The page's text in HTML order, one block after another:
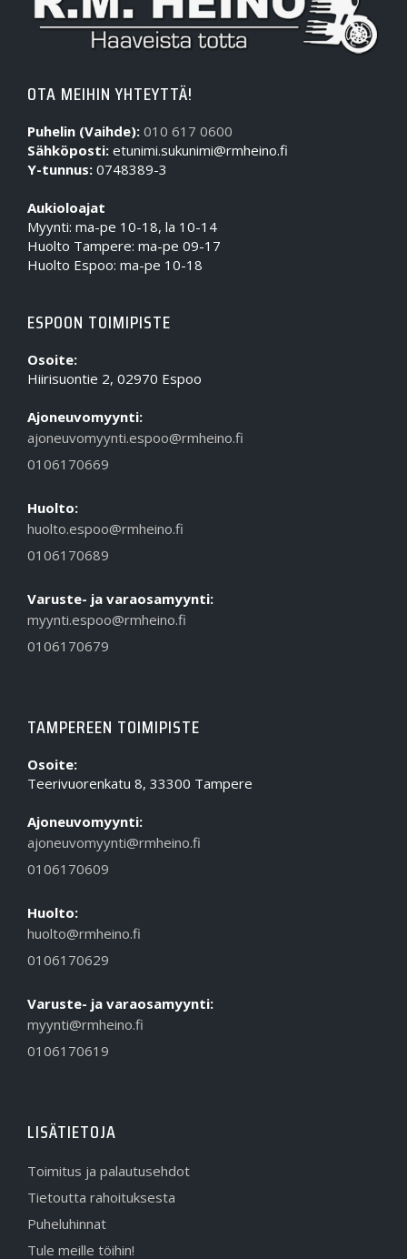
OTA MEIHIN YHTEYTTÄ!
Puhelin (Vaihde): 010 617 0600
Sähköposti: etunimi.sukunimi@rmheino.fi
Y-tunnus: 0748389-3
Aukioloajat
Myynti: ma-pe 10-18, la 10-14
Huolto Tampere: ma-pe 09-17
Huolto Espoo: ma-pe 10-18
ESPOON TOIMIPISTE
Osoite:
Hiirisuontie 2, 02970 Espoo
Ajoneuvomyynti:
ajoneuvomyynti.espoo@rmheino.fi
0106170669
Huolto:
huolto.espoo@rmheino.fi
0106170689
Varuste- ja varaosamyynti:
myynti.espoo@rmheino.fi
0106170679
TAMPEREEN TOIMIPISTE
Osoite:
Teerivuorenkatu 8, 33300 Tampere
Ajoneuvomyynti:
ajoneuvomyynti@rmheino.fi
0106170609
Huolto:
huolto@rmheino.fi
0106170629
Varuste- ja varaosamyynti:
myynti@rmheino.fi
0106170619
LISÄTIETOJA
Toimitus ja palautusehdot
Tietoutta rahoituksesta
Puheluhinnat
Tule meille töihin!